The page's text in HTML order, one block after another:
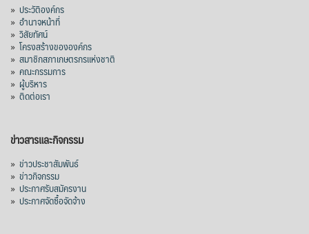
» ประวัติองค์กร
» อำนาจหน้าที่
» วิสัยทัศน์
» โครงสร้างขององค์กร
» สมาชิกสภาเกษตรกรแห่งชาติ
» คณะกรรมการ
» ผู้บริหาร
» ติดต่อเรา
ข่าวสารและกิจกรรม
» ข่าวประชาสัมพันธ์
» ข่าวกิจกรรม
» ประกาศรับสมัครงาน
» ประกาศจัดซื้อจัดจ้าง